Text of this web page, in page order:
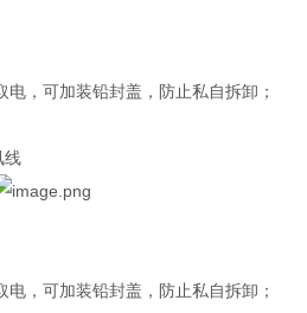
，可加装铅封盖，防止私自拆卸；
线
，可加装铅封盖，防止私自拆卸；